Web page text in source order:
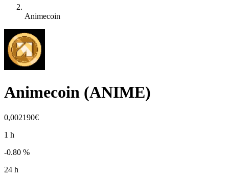
Animecoin
Animecoin (ANIME)
0,002190€
1 h
-0.80 %
24 h